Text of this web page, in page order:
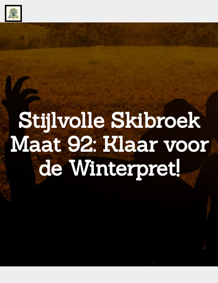
Go
to
home
page
onsgrotegezin.nl
Stijlvolle Skibroek
Maat 92: Klaar voor
de Winterpret!